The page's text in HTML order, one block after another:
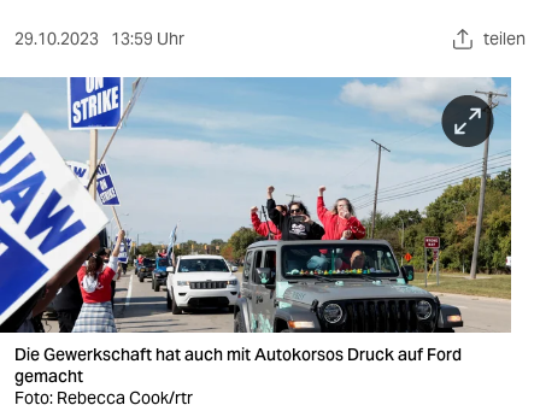
sport
berlin
nord
wahrheit
verlag
verlag
veranstaltungen
29.10.2023 13:59 Uhr teilen
Die Gewerkschaft hat auch mit Autokorsos Druck auf Ford
gemacht
Foto: Rebecca Cook/rtr